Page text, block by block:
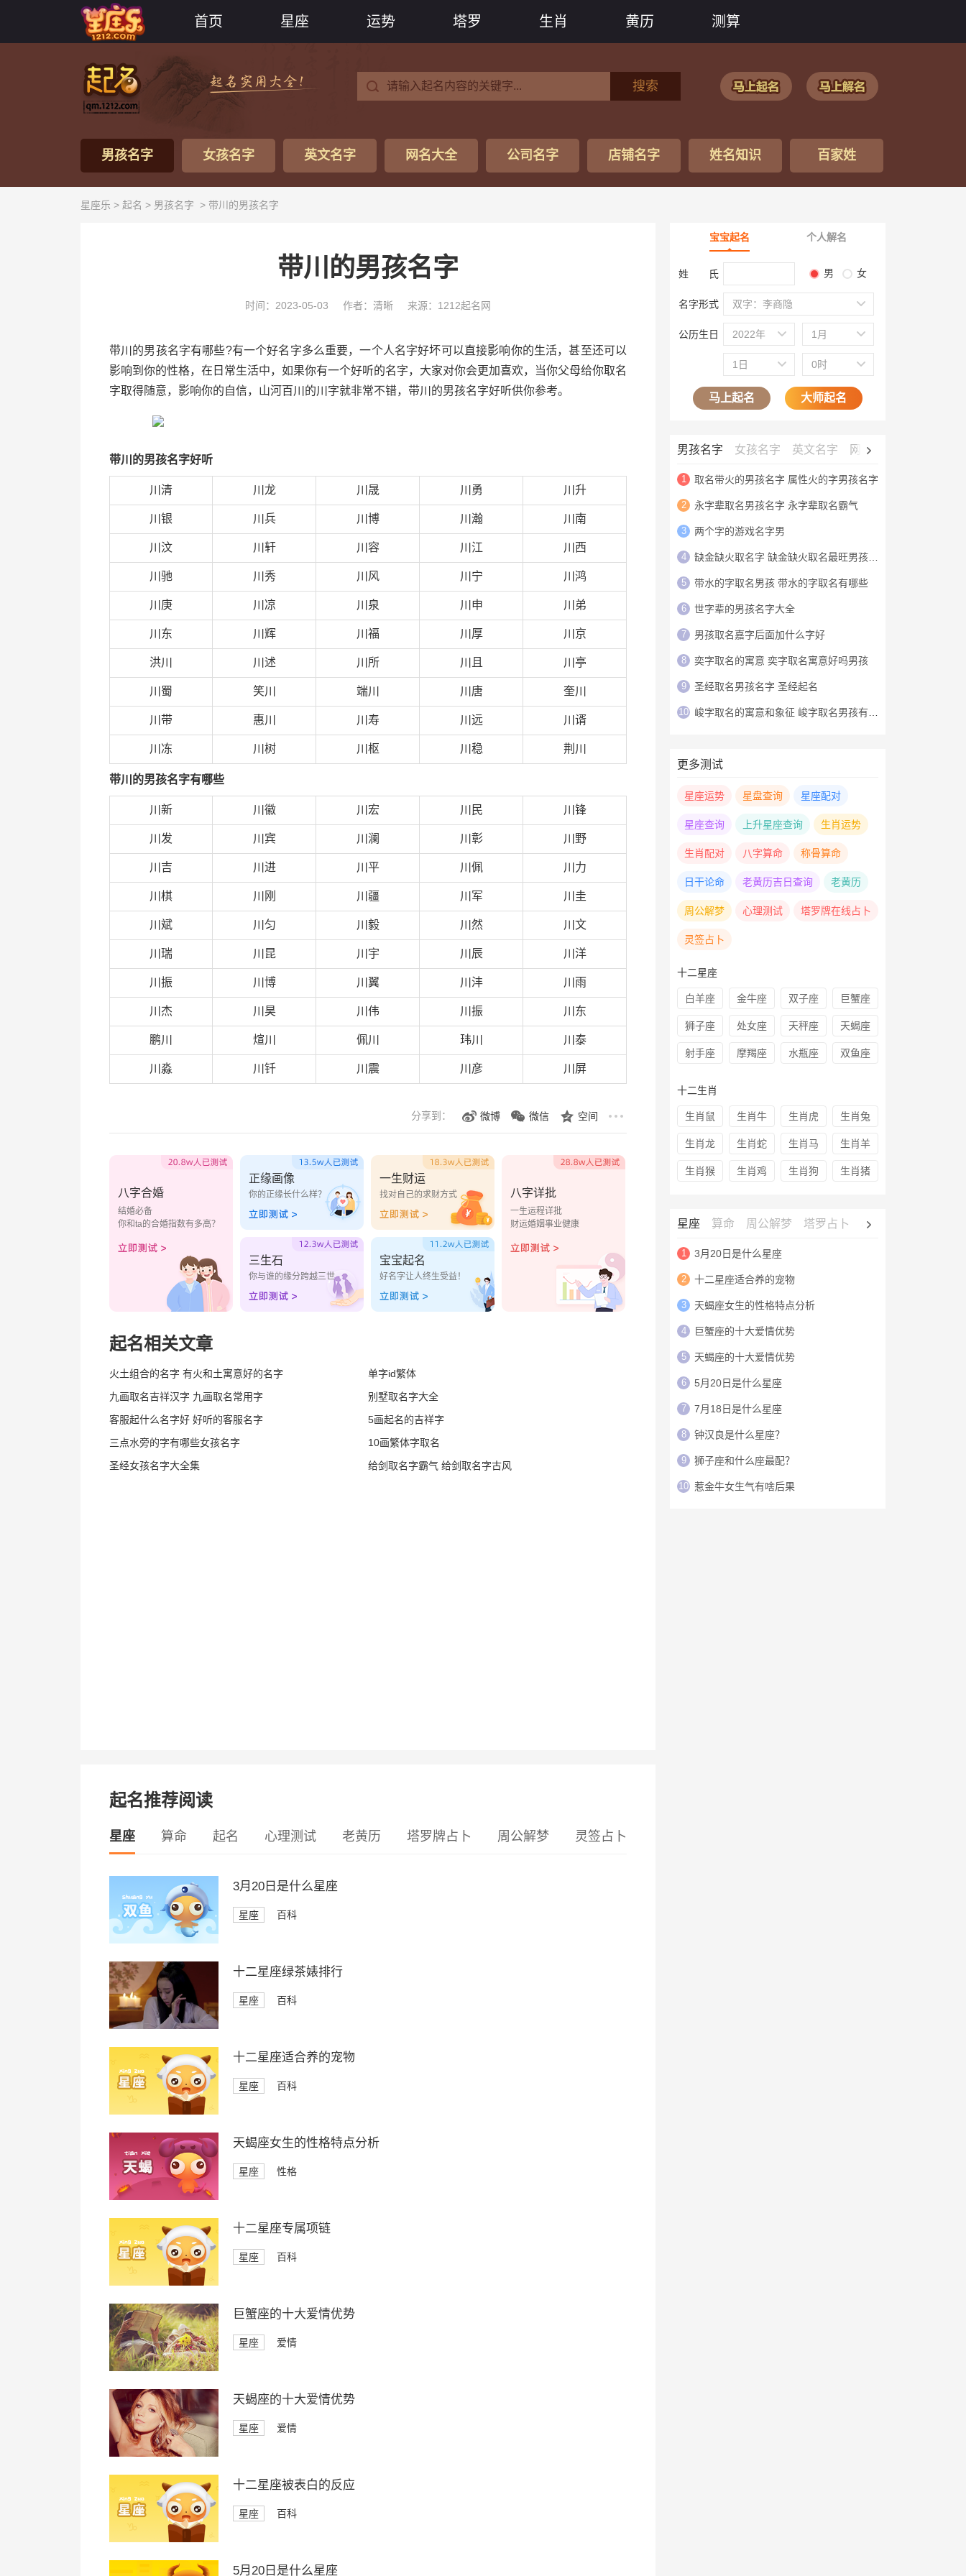
首页 星座 运势 塔罗 生肖 黄历 测算
搜索
男孩名字 女孩名字 英文名字 网名大全 公司名字 店铺名字 姓名知识 百家姓
星座乐 > 起名 > 男孩名字 > 带川的男孩名字
带川的男孩名字
时间：2023-05-03 作者：清晰 来源：1212起名网
带川的男孩名字有哪些?有一个好名字多么重要，一个人名字好坏可以直接影响你的生活，甚至还可以
影响到你的性格，在日常生活中，如果你有一个好听的名字，大家对你会更加喜欢，当你父母给你取名
字取得随意，影响你的自信，山河百川的川字就非常不错，带川的男孩名字好听供你参考。
带川的男孩名字好听
川清 川龙 川晟 川勇 川升
川银 川兵 川博 川瀚 川南
川汶 川轩 川容 川江 川西
川驰 川秀 川风 川宁 川鸿
川庚 川凉 川泉 川申 川弟
川东 川辉 川福 川厚 川京
洪川 川述 川所 川且 川亭
川蜀 笑川 端川 川唐 奎川
川带 惠川 川寿 川远 川谞
川冻 川树 川枢 川稳 荆川
带川的男孩名字有哪些
川新 川徽 川宏 川民 川锋
川发 川宾 川澜 川彰 川野
川吉 川进 川平 川佩 川力
川棋 川刚 川疆 川军 川圭
川斌 川匀 川毅 川然 川文
川瑞 川昆 川宇 川辰 川洋
川振 川博 川翼 川沣 川雨
川杰 川昊 川伟 川振 川东
鹏川 煊川 佩川 玮川 川泰
川淼 川钎 川震 川彦 川屏
分享到： 微博 微信 空间
八字合婚
结婚必备
你和ta的合婚指数有多高？
正缘画像
你的正缘长什么样？
一生财运
找对自己的求财方式
三生石
你与谁的缘分跨越三世
宝宝起名
好名字让人终生受益！
八字详批
一生运程详批
财运婚姻事业健康
起名相关文章
火土组合的名字 有火和土寓意好的名字
单字id繁体
九画取名吉祥汉字 九画取名常用字
别墅取名字大全
客服起什么名字好 好听的客服名字
5画起名的吉祥字
三点水旁的字有哪些女孩名字
10画繁体字取名
圣经女孩名字大全集
给剑取名字霸气 给剑取名字古风
起名推荐阅读
星座 算命 起名 心理测试 老黄历 塔罗牌占卜 周公解梦 灵签占卜
3月20日是什么星座
星座 百科
十二星座绿茶婊排行
星座 百科
十二星座适合养的宠物
星座 百科
天蝎座女生的性格特点分析
星座 性格
十二星座专属项链
星座 百科
巨蟹座的十大爱情优势
星座 爱情
天蝎座的十大爱情优势
星座 爱情
十二星座被表白的反应
星座 百科
5月20日是什么星座
宝宝起名 个人解名
姓 氏 男 女
名字形式 双字：李商隐
公历生日 2022年 1月
1日 0时
马上起名 大师起名
男孩名字 女孩名字 英文名字 网名大全
1 取名带火的男孩名字 属性火的字男孩名字
2 永字辈取名男孩名字 永字辈取名霸气
3 两个字的游戏名字男
4 缺金缺火取名字 缺金缺火取名最旺男孩名字
5 带水的字取名男孩 带水的字取名有哪些
6 世字辈的男孩名字大全
7 男孩取名嘉字后面加什么字好
8 奕字取名的寓意 奕字取名寓意好吗男孩
9 圣经取名男孩名字 圣经起名
10 峻字取名的寓意和象征 峻字取名男孩有寓意
更多测试
星座运势 星盘查询 星座配对
星座查询 上升星座查询 生肖运势
生肖配对 八字算命 称骨算命
日干论命 老黄历吉日查询 老黄历
周公解梦 心理测试 塔罗牌在线占卜
灵签占卜
十二星座
白羊座 金牛座 双子座 巨蟹座
狮子座 处女座 天秤座 天蝎座
射手座 摩羯座 水瓶座 双鱼座
十二生肖
生肖鼠 生肖牛 生肖虎 生肖兔
生肖龙 生肖蛇 生肖马 生肖羊
生肖猴 生肖鸡 生肖狗 生肖猪
星座 算命 周公解梦 塔罗占卜 心理测试
1 3月20日是什么星座
2 十二星座适合养的宠物
3 天蝎座女生的性格特点分析
4 巨蟹座的十大爱情优势
5 天蝎座的十大爱情优势
6 5月20日是什么星座
7 7月18日是什么星座
8 钟汉良是什么星座？
9 狮子座和什么座最配？
10 惹金牛女生气有啥后果